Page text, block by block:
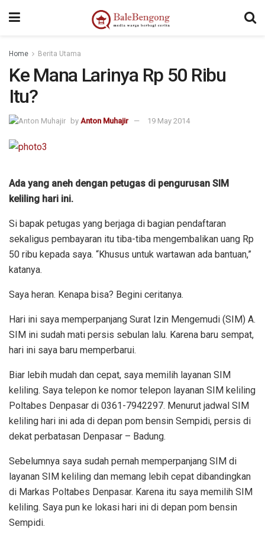
Home Berita Utama
Ke Mana Larinya Rp 50 Ribu
Itu?
by Anton Muhajir 19 May 2014
Ada yang aneh dengan petugas di pengurusan SIM
keliling hari ini.
Si bapak petugas yang berjaga di bagian pendaftaran
sekaligus pembayaran itu tiba-tiba mengembalikan uang Rp
50 ribu kepada saya. “Khusus untuk wartawan ada bantuan,”
katanya.
Saya heran. Kenapa bisa? Begini ceritanya.
Hari ini saya memperpanjang Surat Izin Mengemudi (SIM) A.
SIM ini sudah mati persis sebulan lalu. Karena baru sempat,
hari ini saya baru memperbarui.
Biar lebih mudah dan cepat, saya memilih layanan SIM
keliling. Saya telepon ke nomor telepon layanan SIM keliling
Poltabes Denpasar di 0361-7942297. Menurut jadwal SIM
keliling hari ini ada di depan pom bensin Sempidi, persis di
dekat perbatasan Denpasar – Badung.
Sebelumnya saya sudah pernah memperpanjang SIM di
layanan SIM keliling dan memang lebih cepat dibandingkan
di Markas Poltabes Denpasar. Karena itu saya memilih SIM
keliling. Saya pun ke lokasi hari ini di depan pom bensin
Sempidi.